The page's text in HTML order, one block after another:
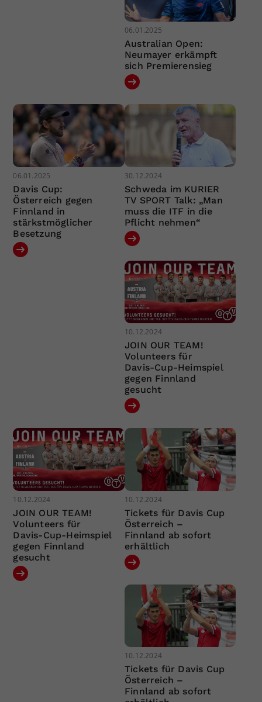
06.01.2025
Australian Open:
Neumayer erkämpft
sich Premierensieg
06.01.2025
Davis Cup:
Österreich gegen
Finnland in
stärkstmöglicher
Besetzung
30.12.2024
Schweda im KURIER
TV SPORT Talk: „Man
muss die ITF in die
Pflicht nehmen“
10.12.2024
JOIN OUR TEAM!
Volunteers für
Davis-Cup-Heimspiel
gegen Finnland
gesucht
10.12.2024
JOIN OUR TEAM!
Volunteers für
Davis-Cup-Heimspiel
gegen Finnland
gesucht
10.12.2024
Tickets für Davis Cup
Österreich –
Finnland ab sofort
erhältlich
10.12.2024
Tickets für Davis Cup
Österreich –
Finnland ab sofort